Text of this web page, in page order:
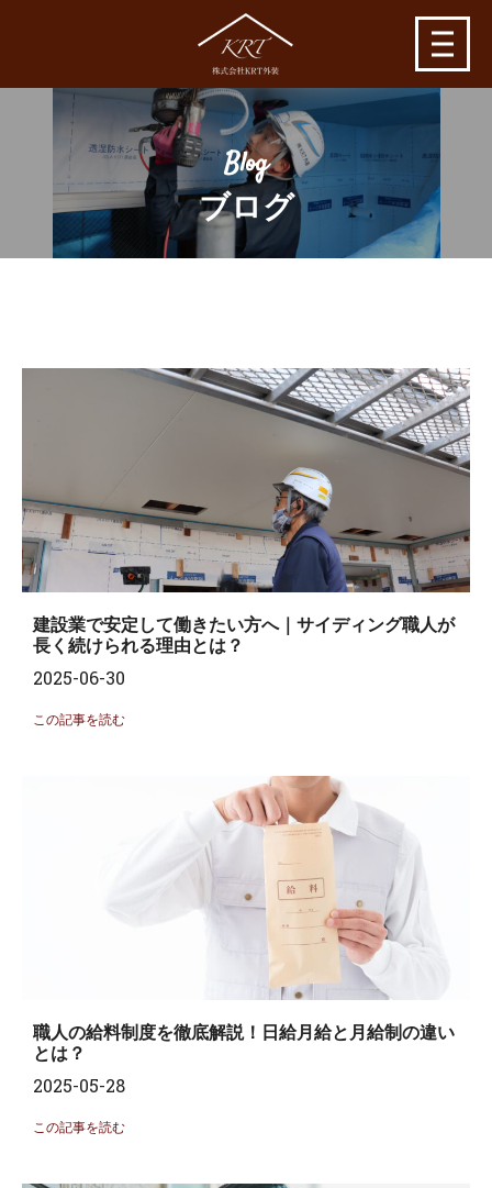
Blog
ブログ
建設業で安定して働きたい方へ｜サイディング職人が
長く続けられる理由とは？
2025-06-30
この記事を読む
職人の給料制度を徹底解説！日給月給と月給制の違い
とは？
2025-05-28
この記事を読む